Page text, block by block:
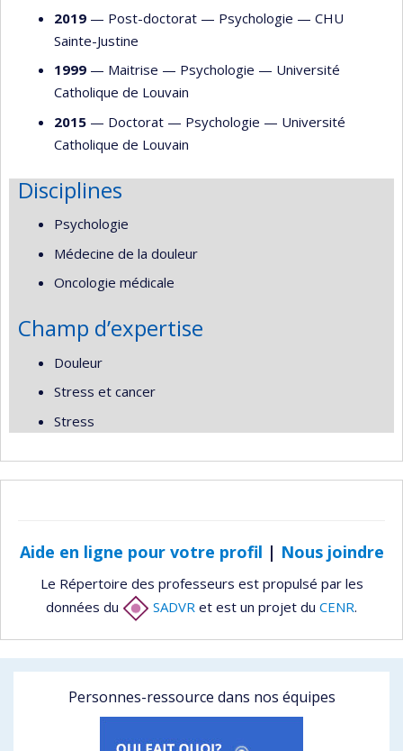
2019 — Post-doctorat — Psychologie — CHU
Sainte-Justine
1999 — Maitrise — Psychologie — Université
Catholique de Louvain
2015 — Doctorat — Psychologie — Université
Catholique de Louvain
Disciplines
Psychologie
Médecine de la douleur
Oncologie médicale
Champ d’expertise
Douleur
Stress et cancer
Stress
Aide en ligne pour votre profil | Nous joindre
Le Répertoire des professeurs est propulsé par les
données du
SADVR et est un projet du CENR.
Personnes-ressource dans nos équipes